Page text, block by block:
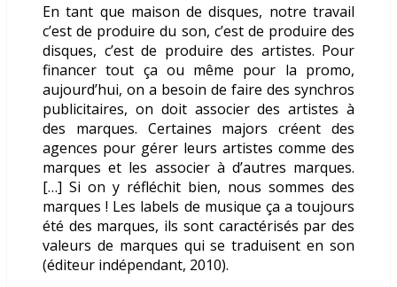
En tant que maison de disques, notre travail
c’est de produire du son, c’est de produire des
disques, c’est de produire des artistes. Pour
financer tout ça ou même pour la promo,
aujourd’hui, on a besoin de faire des synchros
publicitaires, on doit associer des artistes à
des marques. Certaines majors créent des
agences pour gérer leurs artistes comme des
marques et les associer à d’autres marques.
[…] Si on y réfléchit bien, nous sommes des
marques ! Les labels de musique ça a toujours
été des marques, ils sont caractérisés par des
valeurs de marques qui se traduisent en son
(éditeur indépendant, 2010).